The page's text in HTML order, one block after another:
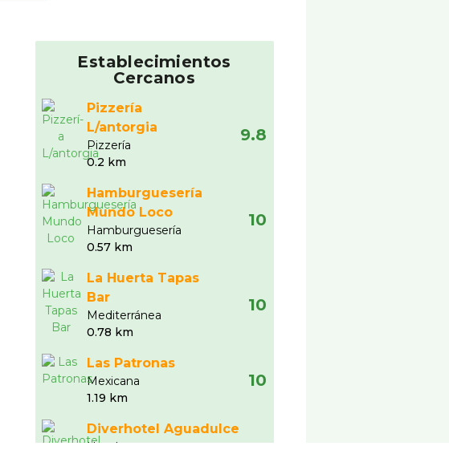
Establecimientos
Cercanos
Pizzerí­a
L/antorgia
Pizzerí­a
0.2 km
9.8
Hamburguesería
Mundo Loco
Hamburgueserí­a
0.57 km
10
La Huerta Tapas
Bar
Mediterránea
0.78 km
10
Las Patronas
Mexicana
1.19 km
10
Diverhotel Aguadulce
Hotel